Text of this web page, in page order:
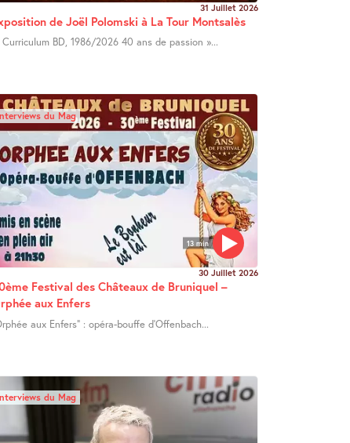
31 Juillet 2026
de Joël Polomski à La Tour Montsalès
Curriculum BD, 1986/2026 40 ans de passion »...
13 min
du Mag
30 Juillet 2026
Festival des Châteaux de Bruniquel –
aux Enfers
aux Enfers" : opéra-bouffe d’Offenbach...
du Mag